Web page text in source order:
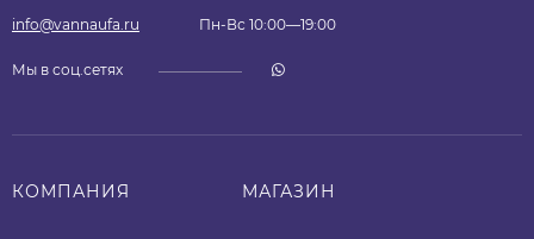
info@vannaufa.ru Пн-Вс 10:00—19:00
Мы в соц.сетях
КОМПАНИЯ МАГАЗИН